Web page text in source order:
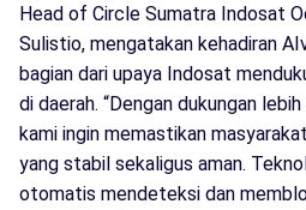
Head of Circle Sumatra Indosat
Sulistio, mengatakan kehadiran
bagian dari upaya Indosat
di daerah. “Dengan dukungan
kami ingin memastikan
yang stabil sekaligus aman.
otomatis mendeteksi dan